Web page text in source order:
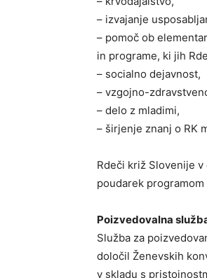
– izvajanje
– pomoč ob
in programe, ki jih
– socialno dejavnost,
– vzgojno-
– delo z mladimi,
– širjenje znanj o RK
Rdeči križ Slovenije
poudarek
Poizvedovalna
Služba za
določil Ženevskih
v skladu s